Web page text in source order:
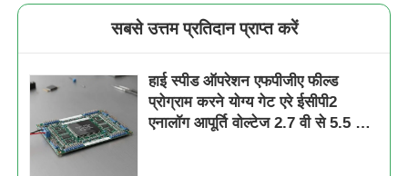
सबसे उत्तम प्रतिदान प्राप्त करें
हाई स्पीड ऑपरेशन एफपीजीए फील्ड
प्रोग्राम करने योग्य गेट एरे ईसीपी2
एनालॉग आपूर्ति वोल्टेज 2.7 वी से 5.5 वी